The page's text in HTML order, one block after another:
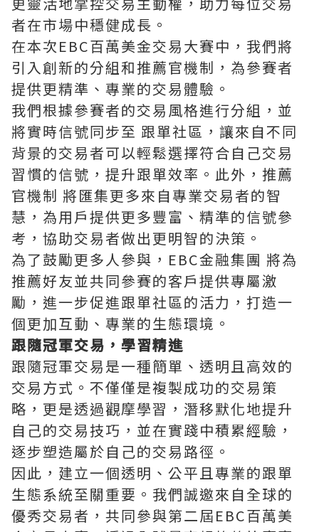
者在市場中穩健成長。
在本次EBC百萬美金交易大賽中，我們將
引入創新的分組和推薦官機制，為參賽者
提供更精準、專業的交易體驗。
我們根據參賽者的交易風格進行分組，並
將實時信號同步至 跟單社區，讓來自不同
背景的交易者可以輕鬆選擇符合自己交易
習慣的信號，提升跟單效率。此外，推薦
官機制 將匯集更多來自專業交易者的智
慧，為用戶提供更多豐富、精準的信號參
考，協助交易者做出更明智的決策。
為了鼓勵更多人參與，EBC金融集團 將為
推薦好友並共同參賽的客戶提供專屬激
勵，進一步促進跟單社區的活力，打造一
個更加互動、專業的生態環境。
跟隨冠軍交易，學習精進
跟隨冠軍交易是一種簡單、透明且高效的
交易方式。不僅僅是複製成功的交易策
略，更是透過觀摩學習，潛移默化地提升
自己的交易技巧，並在實踐中積累經驗，
逐步塑造屬於自己的交易路徑。
因此，建立一個透明、公平且專業的跟單
生態系統至關重要。我們誠邀來自全球的
優秀交易者，共同參與第二屆EBC百萬美